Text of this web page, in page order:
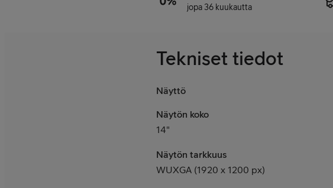
jopa 36 kuukautta
Tekniset tiedot
Näyttö
Näytön koko
14"
Näytön tarkkuus
WUXGA (1920 x 1200 px)